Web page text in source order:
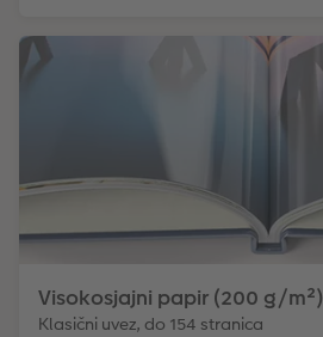
Visokosjajni papir (200 g/m²)
Klasični uvez, do 154 stranica